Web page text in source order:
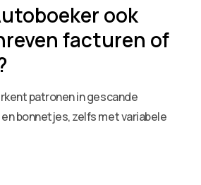
ook
facturen of
patronen in gescande
bonnetjes, zelfs met variabele